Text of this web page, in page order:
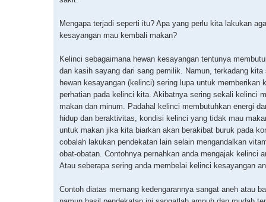
Mengapa terjadi seperti itu? Apa yang perlu kita lakukan
kesayangan mau kembali makan?
Kelinci sebagaimana hewan kesayangan tentunya
dan kasih sayang dari sang pemilik. Namun, terkadang kita
hewan kesayangan (kelinci) sering lupa untuk memberikan
perhatian pada kelinci kita. Akibatnya sering sekali kelinci
makan dan minum. Padahal kelinci membutuhkan energi
hidup dan beraktivitas, kondisi kelinci yang tidak mau
untuk makan jika kita biarkan akan berakibat buruk pada
cobalah lakukan pendekatan lain selain mengandalkan
obat-obatan. Contohnya pernahkan anda mengajak kelinci
Atau seberapa sering anda membelai kelinci kesayangan
Contoh diatas memang kedengarannya sangat aneh atau